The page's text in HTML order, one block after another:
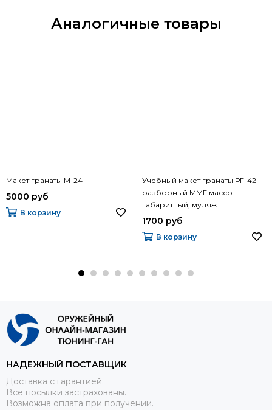
Аналогичные товары
Макет гранаты М-24
5000 руб
В корзину
Учебный макет гранаты РГ-42
разборный ММГ массо-
габаритный, муляж
1700 руб
В корзину
НАДЕЖНЫЙ ПОСТАВЩИК
Доставка с гарантией.
Все посылки застрахованы.
Возможна оплата при получении.